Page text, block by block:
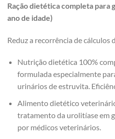
Ração dietética completa para
ano de idade)
Reduz a recorrência de cálculos
Nutrição dietética 100%
formulada especialmente
urinários de estruvita.
Alimento dietético
tratamento da urolitíase em
por médicos veterinários.